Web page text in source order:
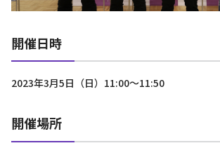
開催日時
2023年3月5日（日）11:00～11:50
開催場所